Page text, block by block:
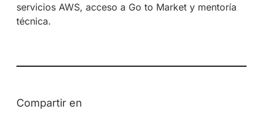
servicios AWS, acceso a Go to Market y mentoría
técnica.
Compartir en